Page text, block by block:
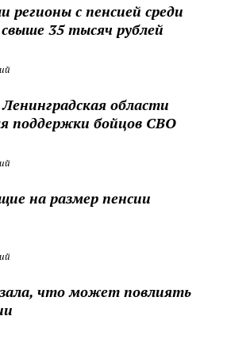
регионы с пенсией среди
35 тысяч рублей
области
поддержки бойцов СВО
на размер пенсии
что может повлиять